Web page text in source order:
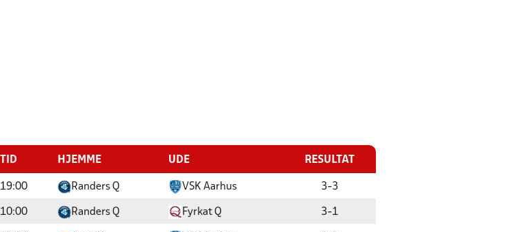
TID HJEMME UDE RESULTAT
19:00 Randers Q VSK Aarhus 3-3
10:00 Randers Q Fyrkat Q 3-1